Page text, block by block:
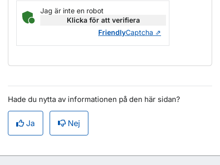
Jag är inte en robot
Klicka för att verifiera
FriendlyCaptcha ⇗
Hade du nytta av informationen på den här sidan?
Ja Nej